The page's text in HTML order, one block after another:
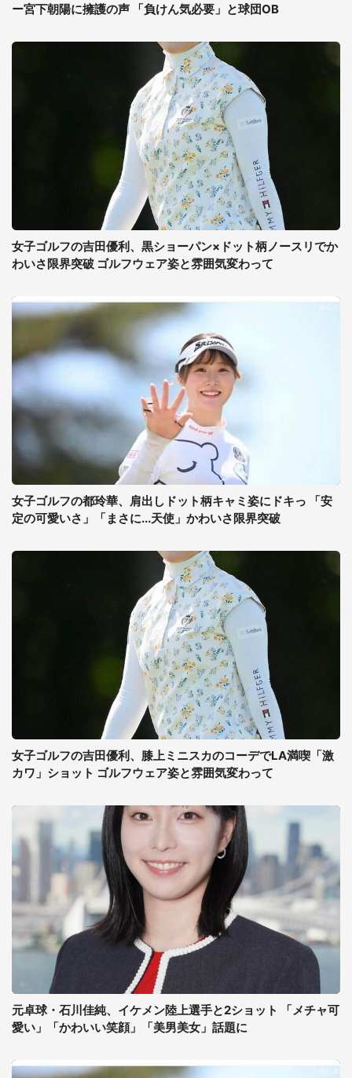
ー宮下朝陽に擁護の声 「負けん気必要」と球団OB
女子ゴルフの吉田優利、黒ショーパン×ドット柄ノースリでか
わいさ限界突破 ゴルフウェア姿と雰囲気変わって
女子ゴルフの都玲華、肩出しドット柄キャミ姿にドキっ 「安
定の可愛いさ」「まさに...天使」かわいさ限界突破
女子ゴルフの吉田優利、膝上ミニスカのコーデでLA満喫「激
カワ」ショット ゴルフウェア姿と雰囲気変わって
元卓球・石川佳純、イケメン陸上選手と2ショット 「メチャ可
愛い」「かわいい笑顔」「美男美女」話題に